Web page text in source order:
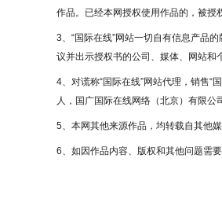
作品。已经本网授权使用作品的，被授
3、“国际在线”网站一切自有信息产品
议并出示授权书的公司、媒体、网站和
4、对谎称“国际在线”网站代理，销售“
人，国广国际在线网络（北京）有限公
5、本网其他来源作品，均转载自其他
6、如因作品内容、版权和其他问题需